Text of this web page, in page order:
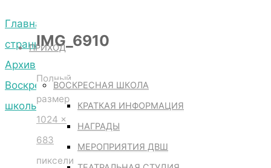
ПРИХОД
ВОСКРЕСНАЯ ШКОЛА
КРАТКАЯ ИНФОРМАЦИЯ
НАГРАДЫ
МЕРОПРИЯТИЯ ДВШ
Главная
страница
Архив
Воскресной
школы
IMG_6910
IMG_6910
Полный
размер
1024 ×
683
пиксели